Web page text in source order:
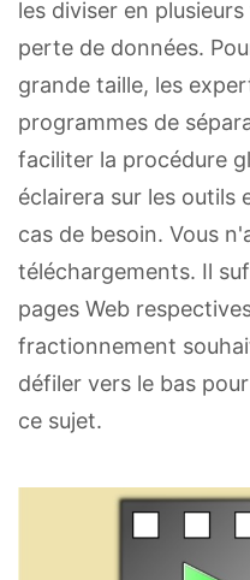
les diviser en
perte de données.
grande taille, les
programmes de
faciliter la procédure
éclairera sur les outils
cas de besoin. Vous
téléchargements. Il
pages Web
fractionnement
défiler vers le bas
ce sujet.